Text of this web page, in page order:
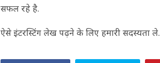
सफल रहे है.
ऐसे इंटरस्टिंग लेख पढ़ने के लिए हमारी सदस्यता ले.